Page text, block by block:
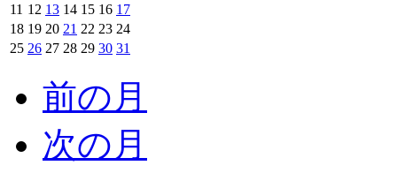
11 12 13 14 15 16 17
18 19 20 21 22 23 24
25 26 27 28 29 30 31
前の月
次の月